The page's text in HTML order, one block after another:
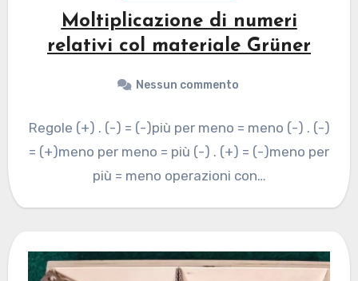
Moltiplicazione di numeri
relativi col materiale Grüner
Nessun commento
Regole (+) . (-) = (-)più per meno = meno (-) . (-)
= (+)meno per meno = più (-) . (+) = (-)meno per
più = meno operazioni con…